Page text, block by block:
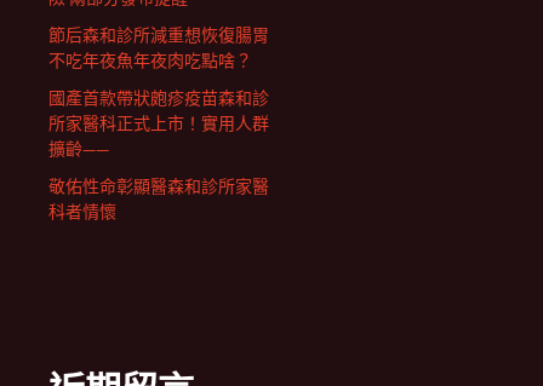
節后森和診所減重想恢復腸胃
不吃年夜魚年夜肉吃點啥？
國產首款帶狀皰疹疫苗森和診
所家醫科正式上市！實用人群
擴齡——
敬佑性命彰顯醫森和診所家醫
科者情懷